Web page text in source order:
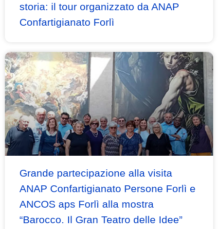
storia: il tour organizzato da ANAP
Confartigianato Forlì
Grande partecipazione alla visita
ANAP Confartigianato Persone Forlì e
ANCOS aps Forlì alla mostra
“Barocco. Il Gran Teatro delle Idee”